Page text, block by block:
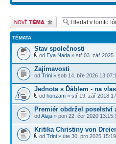
Odeslat nové téma
TÉMATA
Stav společnosti
od Eva Nada » stř 03. zář 2025
Zajímavosti
od Trini » sob 14. bře 2026
Jednota s Ďáblem - na
od honzam » stř 19. zář 2018
Premiér obdržel poselství
odAlaja » pon 22. čer 2020
Kritika Christiny von
od Trini » úte 30. pro 2025